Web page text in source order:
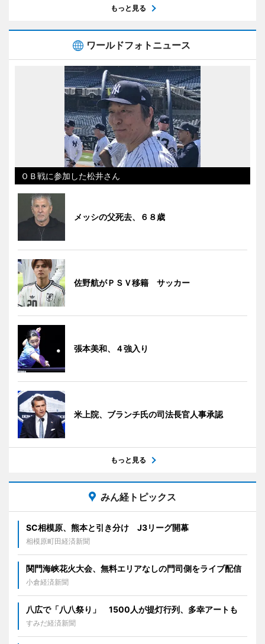
もっと見る
ワールドフォトニュース
ＯＢ戦に参加した松井さん
メッシの父死去、６８歳
佐野航がＰＳＶ移籍 サッカー
張本美和、４強入り
米上院、ブランチ氏の司法長官人事承認
もっと見る
みん経トピックス
SC相模原、熊本と引き分け J3リーグ開幕
相模原町田経済新聞
関門海峡花火大会、無料エリアなしの門司側をライブ配信
小倉経済新聞
八広で「八八祭り」 1500人が提灯行列、多幸アートも
すみだ経済新聞